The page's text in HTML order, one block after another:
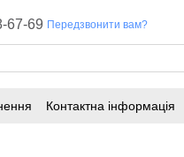
67-69 Передзвонити вам?
Контактна інформація